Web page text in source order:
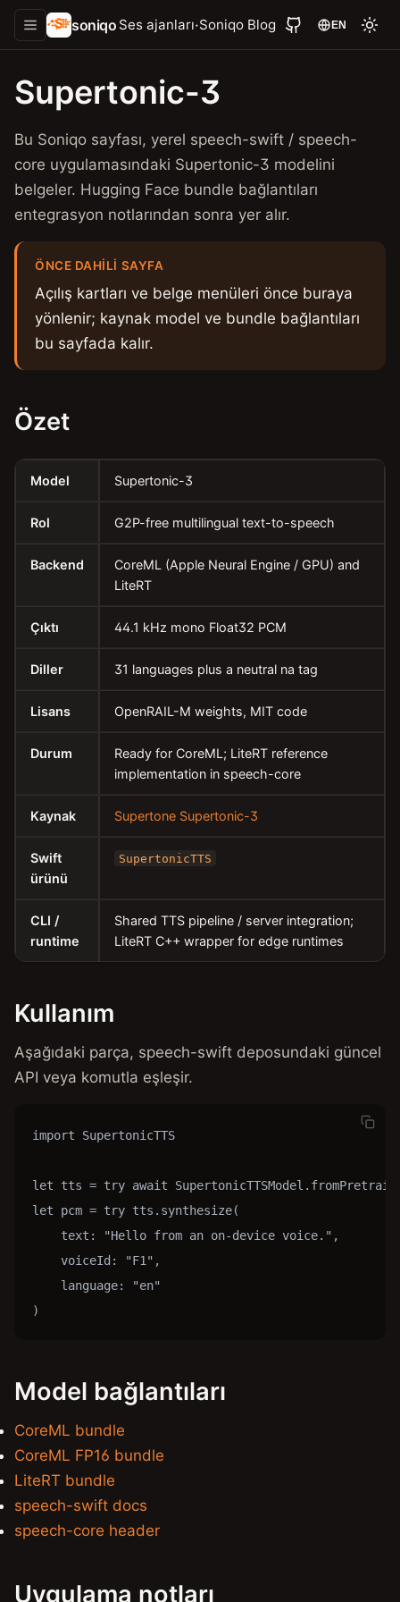
soniqo Ses ajanları·Soniqo Blog EN
Supertonic-3
Bu Soniqo sayfası, yerel speech-swift / speech-
core uygulamasındaki Supertonic-3 modelini
belgeler. Hugging Face bundle bağlantıları
entegrasyon notlarından sonra yer alır.
ÖNCE DAHILI SAYFA
Açılış kartları ve belge menüleri önce buraya
yönlenir; kaynak model ve bundle bağlantıları
bu sayfada kalır.
Özet
Model Supertonic-3
Rol G2P-free multilingual text-to-speech
Backend
CoreML (Apple Neural Engine / GPU) and
LiteRT
Çıktı 44.1 kHz mono Float32 PCM
Diller 31 languages plus a neutral na tag
Lisans OpenRAIL-M weights, MIT code
Durum
Ready for CoreML; LiteRT reference
implementation in speech-core
Kaynak Supertone Supertonic-3
Swift
ürünü
SupertonicTTS
CLI /
runtime
Shared TTS pipeline / server integration;
LiteRT C++ wrapper for edge runtimes
Kullanım
Aşağıdaki parça, speech-swift deposundaki güncel
API veya komutla eşleşir.
import SupertonicTTS
let tts = try await
let pcm = try tts.synthesize(
    text: "Hello from an on-device voice.",
    voiceId: "F1",
    language: "en"
)
Model bağlantıları
CoreML bundle
CoreML FP16 bundle
LiteRT bundle
speech-swift docs
speech-core header
Uygulama notları